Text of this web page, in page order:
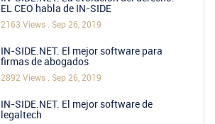
EL CEO habla de IN-SIDE
2163 Views . Sep 26, 2019
IN-SIDE.NET. El mejor software para
firmas de abogados
2892 Views . Sep 26, 2019
IN-SIDE.NET. El mejor software de
legaltech